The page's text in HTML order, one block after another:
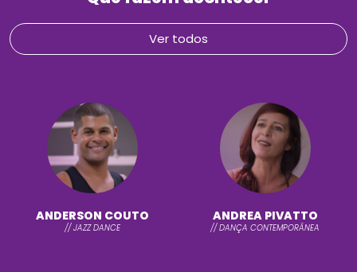
Ver todos
ANDERSON COUTO
// JAZZ DANCE
ANDREA PIVATTO
// DANÇA CONTEMPORÂNEA